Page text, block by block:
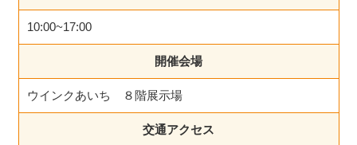
10:00~17:00
開催会場
ウインクあいち ８階展示場
交通アクセス